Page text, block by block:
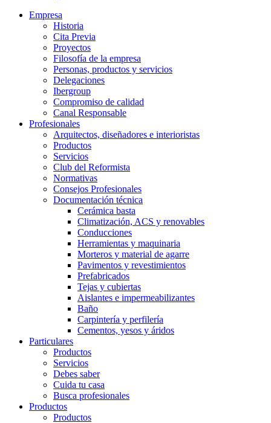
Empresa
Historia
Cita Previa
Proyectos
Filosofía de la empresa
Personas, productos y servicios
Delegaciones
Ibergroup
Compromiso de calidad
Canal Responsable
Profesionales
Arquitectos, diseñadores e interioristas
Productos
Servicios
Club del Reformista
Normativas
Consejos Profesionales
Documentación técnica
Cerámica basta
Climatización, ACS y renovables
Conducciones
Herramientas y maquinaria
Morteros y material de agarre
Pavimentos y revestimientos
Prefabricados
Tejas y cubiertas
Aislantes e impermeabilizantes
Baño
Carpintería y perfilería
Cementos, yesos y áridos
Particulares
Productos
Servicios
Debes saber
Cuida tu casa
Busca profesionales
Productos
Productos